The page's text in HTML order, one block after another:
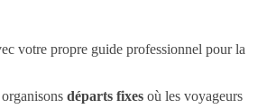
votre propre guide professionnel pour la
départs fixes où les voyageurs